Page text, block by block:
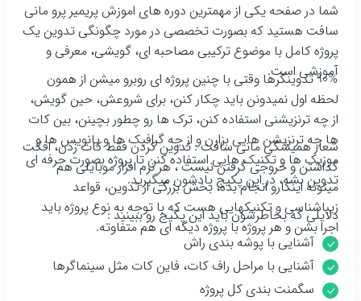
شما در صفحه یکی از مهمترین دوره های اموزش پریمیر پرو مانی
سافت هستید که بصورت تخصصی در مورد چگونگی تدوین یک
پروژه کامل با موضوع ترکیبی مصاحبه ای، گویشی، معرفی و
آموزشی است.
90% تدوینگرها وقتی با چنین پروژه ای روبرو میشن از همون
لحظه اول نمیدونن باید چکار کنن، برای شروعش، حین گویش،
از چه ترنزیشنی استفاده کنن، ترک ها رو چطور بچینن، بین کات
ها چه ترنزیشن هایی بزارن و از چه گرافیک ها و پانویس ها و
موزیک ها و تکنیک هایی استفاده کنن تا پروژه بصورت حرفه ای
تدوین بشه، در این پکیج یادشون میگیرید.
شعار همیشگی مانی سافت : تدوین کردن فقط کات زدن، افکت
گذاشتن و خروجی گرفتن نیست ، هر نرم افزار موبایلی هم
میتونه اینکارو انجام بده، بخش بزرگی از تدوین، قواعد
زیباشناسی و تکنیکهایی هست که با توجه به نوع پروژه باید
اجرا بشن و هر پروژه با پروژه دیگه ای هم متفاوته.
دلایلی که بخاطرشون باید این پکیج رو ببینید :
آشنایی با پوشه بندی راش
آشنایی با مراحل راف کات، فاین کات مثل سینماگرها
سگمنت بندی کل پروژه